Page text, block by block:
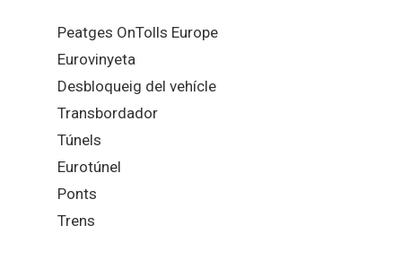
Peatges OnTolls Europe
Eurovinyeta
Desbloqueig del vehícle
Transbordador
Túnels
Eurotúnel
Ponts
Trens